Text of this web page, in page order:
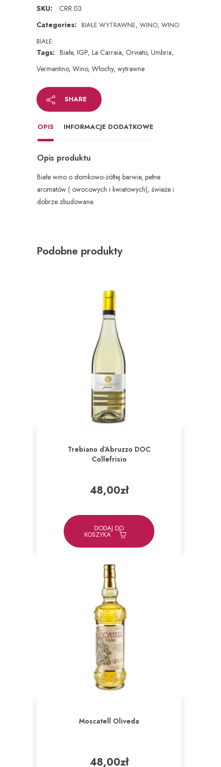
SKU:
CRR.03
Categories: BIAŁE WYTRAWNE, WINO, WINO
BIAŁE
Tags: Białe, IGP, La Carraia, Orvieto, Umbria,
Vermentino, Wino, Włochy, wytrawne
SHARE
OPIS INFORMACJE DODATKOWE
Opis produktu
Białe wino o słomkowo-żółtej barwie, pełne
aromatów ( owocowych i kwiatowych), świeże i
dobrze zbudowane.
Podobne produkty
Trebiano d’Abruzzo DOC
Collefrisio
48,00zł
DODAJ DO
KOSZYKA
Moscatell Oliveda
48,00zł